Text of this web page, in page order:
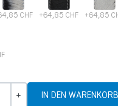
CHF +64,85 CHF +64,85